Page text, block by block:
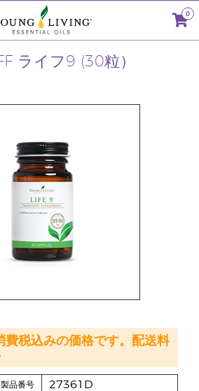
0
ライフ9 (30粒）
製品番号 27361D
費税込みの価格です。配送料